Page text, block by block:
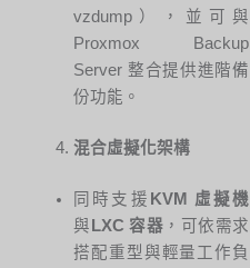
vzdump），並可與
Proxmox Backup
Server 整合提供進階備
份功能。
混合虛擬化架構
同時支援 KVM 虛擬機
與 LXC 容器 ，可依需求
搭配重型與輕量工作負